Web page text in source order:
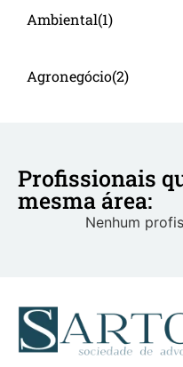
Ambiental(1)
Agronegócio(2)
Profissionais
mesma área:
Nenhum